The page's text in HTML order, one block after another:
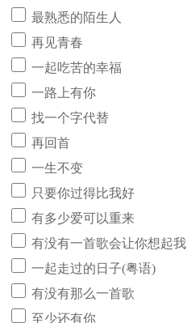
最熟悉的陌生人
再见青春
一起吃苦的幸福
一路上有你
找一个字代替
再回首
一生不变
只要你过得比我好
有多少爱可以重来
有没有一首歌会让你想起我
一起走过的日子(粤语)
有没有那么一首歌
至少还有你